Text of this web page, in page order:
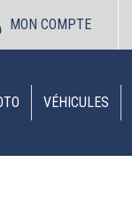
MON COMPTE
VÉHICULES